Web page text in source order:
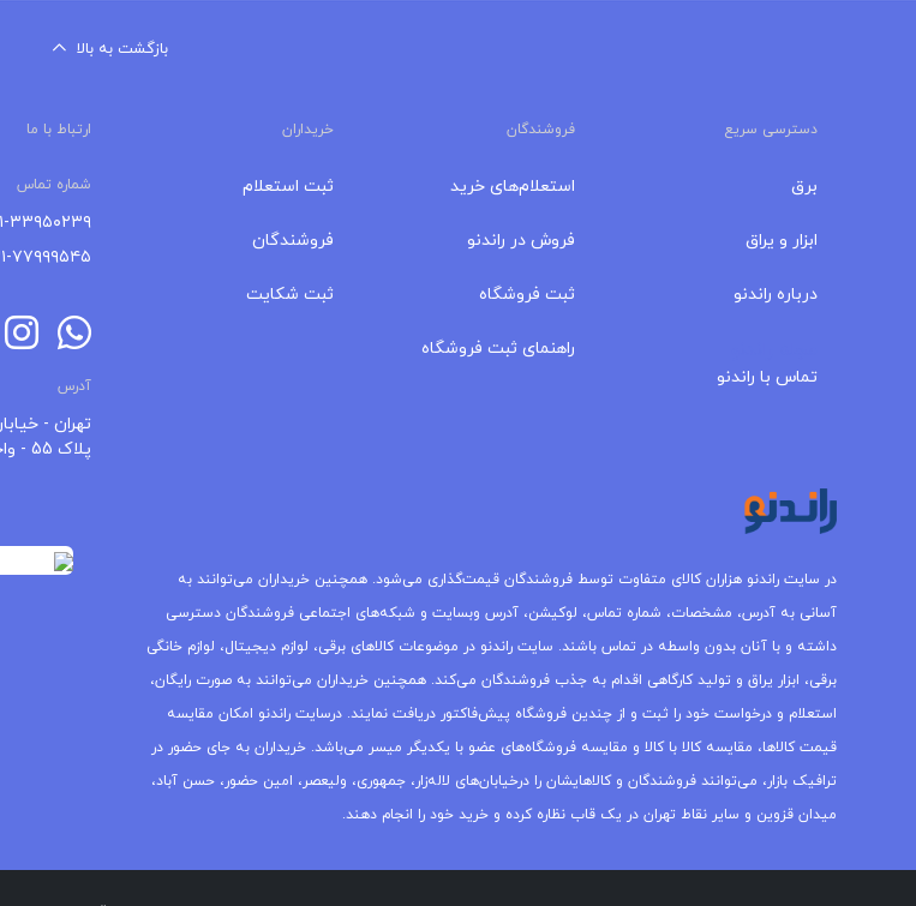
بازگشت به بالا
دسترسی سریع فروشندگان خریداران ارتباط با ما
برق
ابزار و یراق
درباره‌ راندنو
تماس با راندنو
استعلام‌های خرید
فروش در راندنو
ثبت فروشگاه
راهنمای ثبت فروشگاه
ثبت استعلام
فروشندگان
ثبت شکایت
شماره تماس
۰۲۱-
۰۲۱-
آدرس
تهران -
پلاک 55 - واحد 9
در سایت راندنو هزاران کالای متفاوت توسط فروشندگان قیمت‌گذاری می‌شود. همچنین خریداران می‌توانند به
آسانی به آدرس، مشخصات، شماره تماس، لوکیشن، آدرس وبسایت و شبکه‌های اجتماعی فروشندگان دسترسی
داشته و با آنان بدون واسطه در تماس باشند. سایت راندنو در موضوعات کالاهای برقی، لوازم دیجیتال، لوازم خانگی
برقی، ابزار یراق و تولید کارگاهی اقدام به جذب فروشندگان می‌کند. همچنین خریداران می‌توانند به صورت رایگان،
استعلام و درخواست خود را ثبت و از چندین فروشگاه پیش‌فاکتور دریافت نمایند. درسایت راندنو امکان مقایسه
قیمت کالاها، مقایسه کالا با کالا و مقایسه فروشگاه‌های عضو با یکدیگر میسر می‌باشد. خریداران به جای حضور در
ترافیک بازار، می‌توانند فروشندگان و کالاهایشان را درخیابان‌های لاله‌زار، جمهوری، ولیعصر، امین حضور، حسن آباد،
میدان قزوین و سایر نقاط تهران در یک قاب نظاره کرده و خرید خود را انجام دهند.